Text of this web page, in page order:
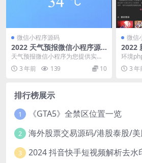
微信小程序源码
2022 天气预报微信小程序源
码
天气预报微信小程序为您提供实时
全国天气气象信息,及时发布天气预
报、灾害预警、气象...
3 年前 139 10
微信
2022
程序
环境
3 年
排行榜展示
1 《GTA5》全禁区位置一览
2
3 2024 抖音快手短视频解析去